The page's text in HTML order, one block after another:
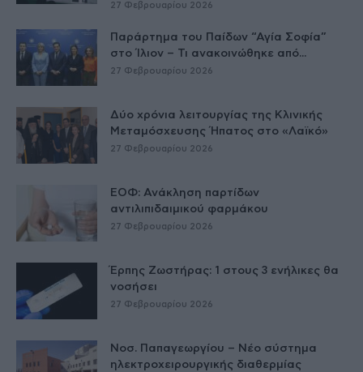
27 Φεβρουαρίου 2026
Παράρτημα του Παίδων “Αγία Σοφία”
στο Ίλιον – Τι ανακοινώθηκε από...
27 Φεβρουαρίου 2026
Δύο χρόνια λειτουργίας της Κλινικής
Μεταμόσχευσης Ήπατος στο «Λαϊκό»
27 Φεβρουαρίου 2026
ΕΟΦ: Ανάκληση παρτίδων
αντιλιπιδαιμικού φαρμάκου
27 Φεβρουαρίου 2026
Έρπης Ζωστήρας: 1 στους 3 ενήλικες θα
νοσήσει
27 Φεβρουαρίου 2026
Νοσ. Παπαγεωργίου – Νέο σύστημα
ηλεκτροχειρουργικής διαθερμίας